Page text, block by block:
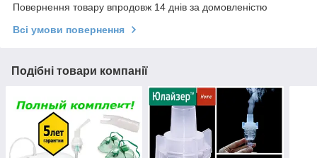
Повернення товару впродовж 14 днів за домовленістю
Всі умови повернення
Подібні товари компанії